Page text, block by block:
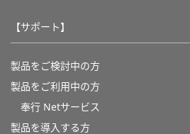
【サポート】
製品をご検討中の方
製品をご利用中の方
奉行 Netサービス
製品を導入する方